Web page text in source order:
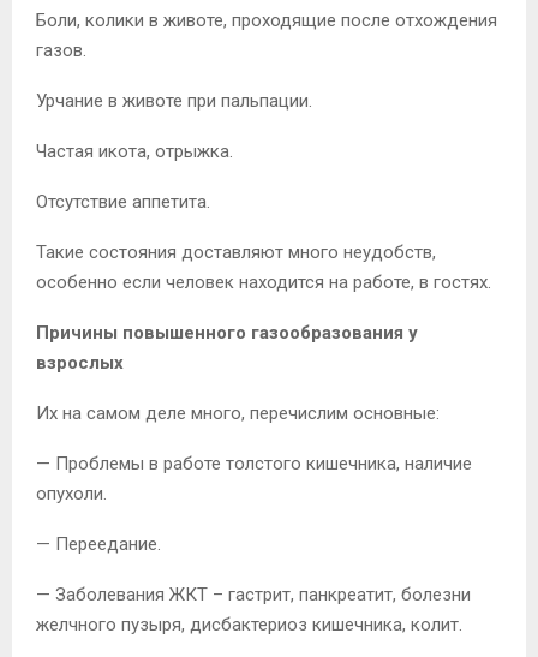
Боли, колики в животе, проходящие после отхождения
газов.
Урчание в животе при пальпации.
Частая икота, отрыжка.
Отсутствие аппетита.
Такие состояния доставляют много неудобств,
особенно если человек находится на работе, в гостях.
Причины повышенного газообразования у
взрослых
Их на самом деле много, перечислим основные:
— Проблемы в работе толстого кишечника, наличие
опухоли.
— Переедание.
— Заболевания ЖКТ – гастрит, панкреатит, болезни
желчного пузыря, дисбактериоз кишечника, колит.